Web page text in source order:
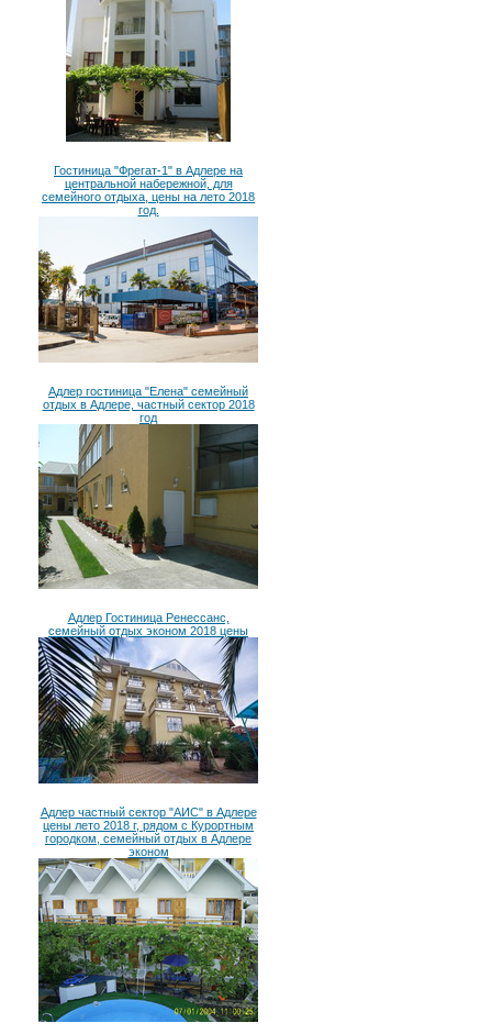
Гостиница "Фрегат-1" в Адлере на
центральной набережной, для
семейного отдыха, цены на лето 2018
год.
Адлер гостиница "Елена" семейный
отдых в Адлере, частный сектор 2018
год
Адлер Гостиница Ренессанс,
семейный отдых эконом 2018 цены
Адлер частный сектор "АИС" в Адлере
цены лето 2018 г, рядом с Курортным
городком, семейный отдых в Адлере
эконом